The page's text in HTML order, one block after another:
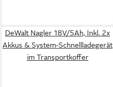
DeWalt Nagler 18V/5Ah, Inkl. 2x
Akkus & System-Schnellladegerät
im Transportkoffer